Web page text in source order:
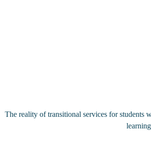
The reality of transitional services for students